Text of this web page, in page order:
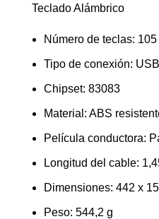
Teclado Alámbrico
Número de teclas: 105
Tipo de conexión: USB
Chipset: 83083
Material: ABS
Película conductora:
Longitud del cable:
Dimensiones: 442 x
Peso: 544,2 g